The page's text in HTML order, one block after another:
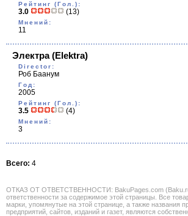
Рейтинг (Гол.):
3.0 (13)
Мнений:
11
Электра(Elektra)
Director:
Роб Баанум
Год:
2005
Рейтинг (Гол.):
3.5 (4)
Мнений:
3
Всего: 4
ОТКАЗ ОТ ОТВЕТСТВЕННОСТИ: BakuPages.com
ответственности за содержимое этой страницы. Все
марки, упомянутые на этой странице, а также названия
предприятий, сайтов, изданий и газет, являются